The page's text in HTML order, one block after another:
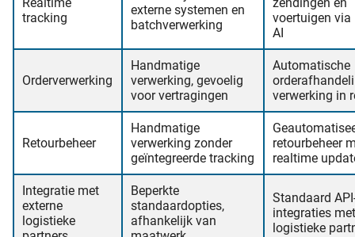
tracking
externe systemen en
batchverwerking
voertuigen via
AI
Orderverwerking
Handmatige
verwerking, gevoelig
voor vertragingen
Automatische
verwerking in
Retourbeheer
Handmatige
verwerking zonder
geïntegreerde tracking
retourbeheer
realtime
Integratie met
externe
logistieke
Beperkte
standaardopties,
afhankelijk van
Standaard
integraties met
logistieke